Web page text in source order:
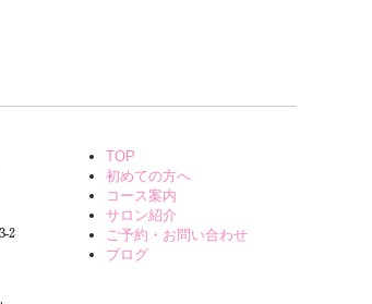
TOP
初めての方へ
コース案内
サロン紹介
ご予約・お問い合わせ
ブログ